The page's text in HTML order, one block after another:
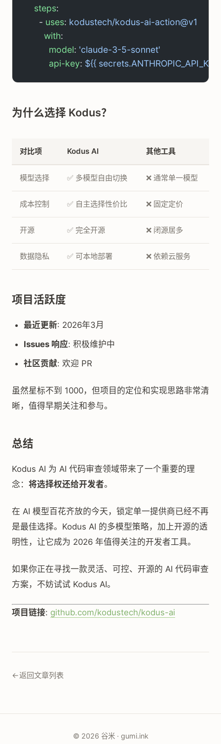
    steps
:
      -
uses: kodustech/kodus-ai-action@v1
        with
:
          model
: 'claude-3-5-sonnet'
          api-key
: ${{
为什么选择 Kodus？
对比项 Kodus AI 其他工具
模型选择 ✅ 多模型自由切换 ❌ 通常单一模型
成本控制 ✅ 自主选择性价比 ❌ 固定定价
开源 ✅ 完全开源 ❌ 闭源居多
数据隐私 ✅ 可本地部署 ❌ 依赖云服务
项目活跃度
最近更新: 2026年3月
Issues 响应: 积极维护中
社区贡献: 欢迎 PR
虽然星标不到 1000，但项目的定位和实现思路非常清
晰，值得早期关注和参与。
总结
Kodus AI 为 AI 代码审查领域带来了一个重要的理
念： 将选择权还给开发者。
在 AI 模型百花齐放的今天，锁定单一提供商已经不再
是最佳选择。Kodus AI 的多模型策略，加上开源的透
明性，让它成为 2026 年值得关注的开发者工具。
如果你正在寻找一款灵活、可控、开源的 AI 代码审查
方案，不妨试试 Kodus AI。
项目链接: github.com/kodustech/kodus-ai
←返回文章列表
© 2026 谷米 · gumi.ink